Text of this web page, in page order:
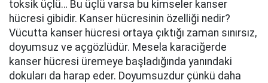
toksik üçlü… Bu üçlü varsa bu kimseler kanser
hücresi gibidir. Kanser hücresinin özelliği nedir?
Vücutta kanser hücresi ortaya çıktığı zaman sınırsız,
doyumsuz ve açgözlüdür. Mesela karaciğerde
kanser hücresi üremeye başladığında yanındaki
dokuları da harap eder. Doyumsuzdur çünkü daha